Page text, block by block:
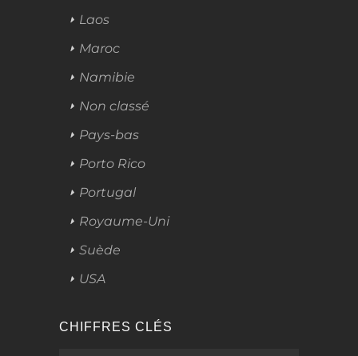
Laos
Maroc
Namibie
Non classé
Pays-bas
Porto Rico
Portugal
Royaume-Uni
Suède
USA
CHIFFRES CLÉS